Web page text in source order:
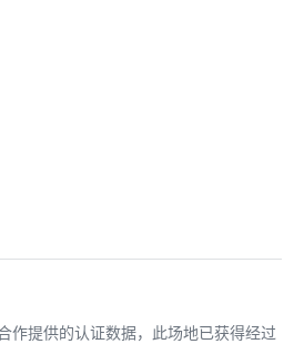
作提供的认证数据，此场地已获得经过